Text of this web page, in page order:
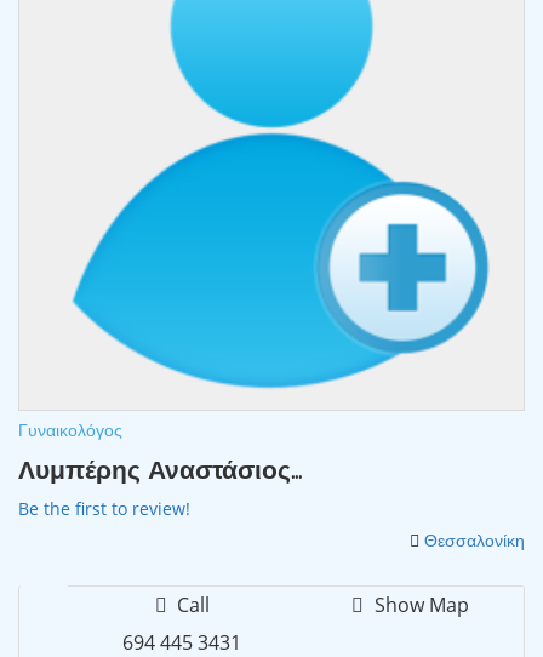
Γυναικολόγος
Λυμπέρης Αναστάσιος...
Be the first to review!
Θεσσαλονίκη
Call
694 445 3431
Show Map